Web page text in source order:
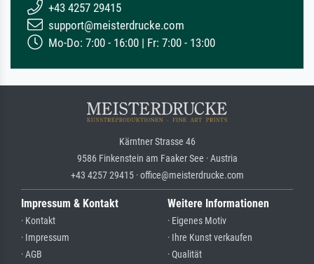
+43 4257 29415
support@meisterdrucke.com
Mo-Do: 7:00 - 16:00 | Fr: 7:00 - 13:00
Kärntner Strasse 46
9586 Finkenstein am Faaker See · Austria
+43 4257 29415 · office@meisterdrucke.com
Impressum & Kontakt
· Kontakt
· Impressum
· AGB
Weitere Informationen
· Eigenes Motiv
· Ihre Kunst verkaufen
· Qualität